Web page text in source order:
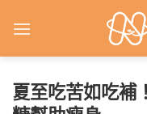
夏至吃苦如吃補